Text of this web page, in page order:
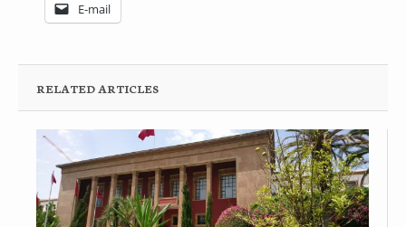
E-mail
RELATED ARTICLES